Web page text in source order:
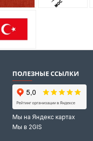
ПОЛЕЗНЫЕ ССЫЛКИ
Мы на Яндекс картах
Мы в 2GIS